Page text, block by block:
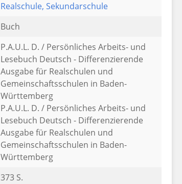
Realschule, Sekundarschule
Buch
P.A.U.L. D. / Persönliches Arbeits- und
Lesebuch Deutsch - Differenzierende
Ausgabe für Realschulen und
Gemeinschaftsschulen in Baden-
Württemberg
P.A.U.L. D. / Persönliches Arbeits- und
Lesebuch Deutsch - Differenzierende
Ausgabe für Realschulen und
Gemeinschaftsschulen in Baden-
Württemberg
373 S.